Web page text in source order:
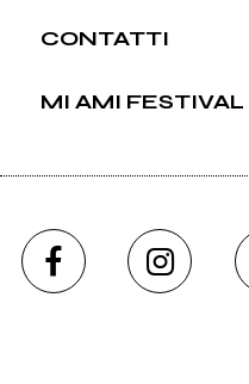
CONTATTI
MI AMI FESTIVAL